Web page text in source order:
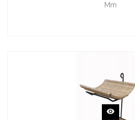
Mm